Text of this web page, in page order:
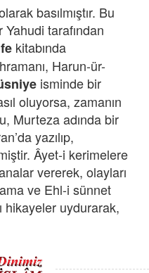
basılmıştır. Bu
Yahudi tarafından
kitabında
Harun-ür-
isminde bir
oluyorsa, zamanın
Murteza adında bir
yazılıp,
Âyet-i kerimelere
vererek, olayları
ve Ehl-i sünnet
hikayeler uydurarak,